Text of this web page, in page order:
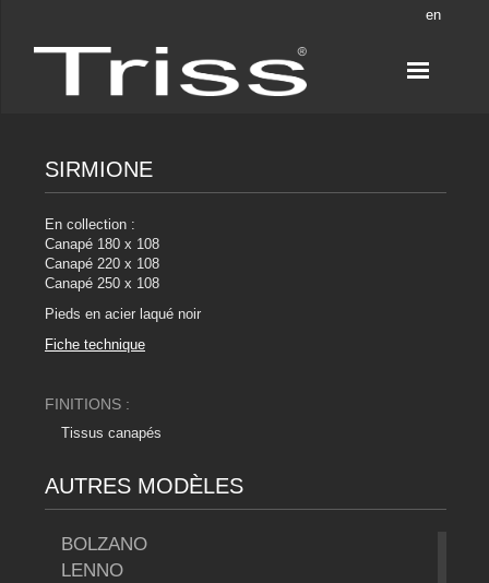
en
SIRMIONE
En collection :
Canapé 180 x 108
Canapé 220 x 108
Canapé 250 x 108
Pieds en acier laqué noir
Fiche technique
FINITIONS :
Tissus canapés
AUTRES MODÈLES
BOLZANO
LENNO